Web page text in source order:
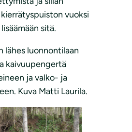
vuoksi
sitä.
lähes luonnontilaan
kaivuupengertä
ja valko- ja
Kuva Matti Laurila.